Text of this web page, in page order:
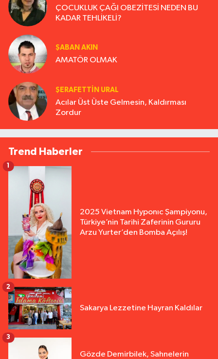
ÇOCUKLUK ÇAĞI OBEZİTESİ NEDEN BU
KADAR TEHLİKELİ?
ŞABAN AKIN
AMATÖR OLMAK
ŞERAFETTIN URAL
Acılar Üst Üste Gelmesin, Kaldırması
Zordur
Trend Haberler
2025 Vietnam Hyponıc Şampiyonu,
Türkiye’nin Tarihi Zaferinin Gururu
Arzu Yurter’den Bomba Açılış!
1
Sakarya Lezzetine Hayran Kaldılar
2
Gözde Demirbilek, Sahnelerin
3